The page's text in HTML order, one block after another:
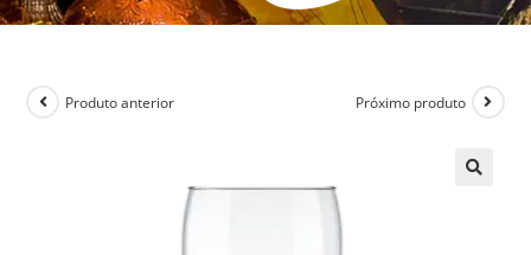
Produto anterior Próximo produto